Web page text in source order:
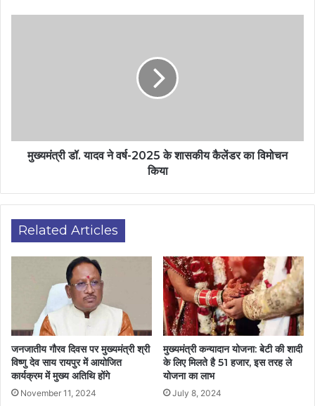
मुख्यमंत्री डॉ. यादव ने वर्ष-2025 के शासकीय कैलेंडर का विमोचन
किया
Related Articles
जनजातीय गौरव दिवस पर मुख्यमंत्री श्री
विष्णु देव साय रायपुर में आयोजित
कार्यक्रम में मुख्य अतिथि होंगे
November 11, 2024
मुख्यमंत्री कन्यादान योजना: बेटी की शादी
के लिए मिलते है 51 हजार, इस तरह ले
योजना का लाभ
July 8, 2024